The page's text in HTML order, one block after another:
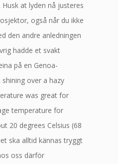
at lyden nå justeres
også når du ikke
den andre anledningen
hadde et svakt
på en Genoa-
over a hazy
was great for
temperature for
20 degrees Celsius (68
ska alltid kännas tryggt
oss därför